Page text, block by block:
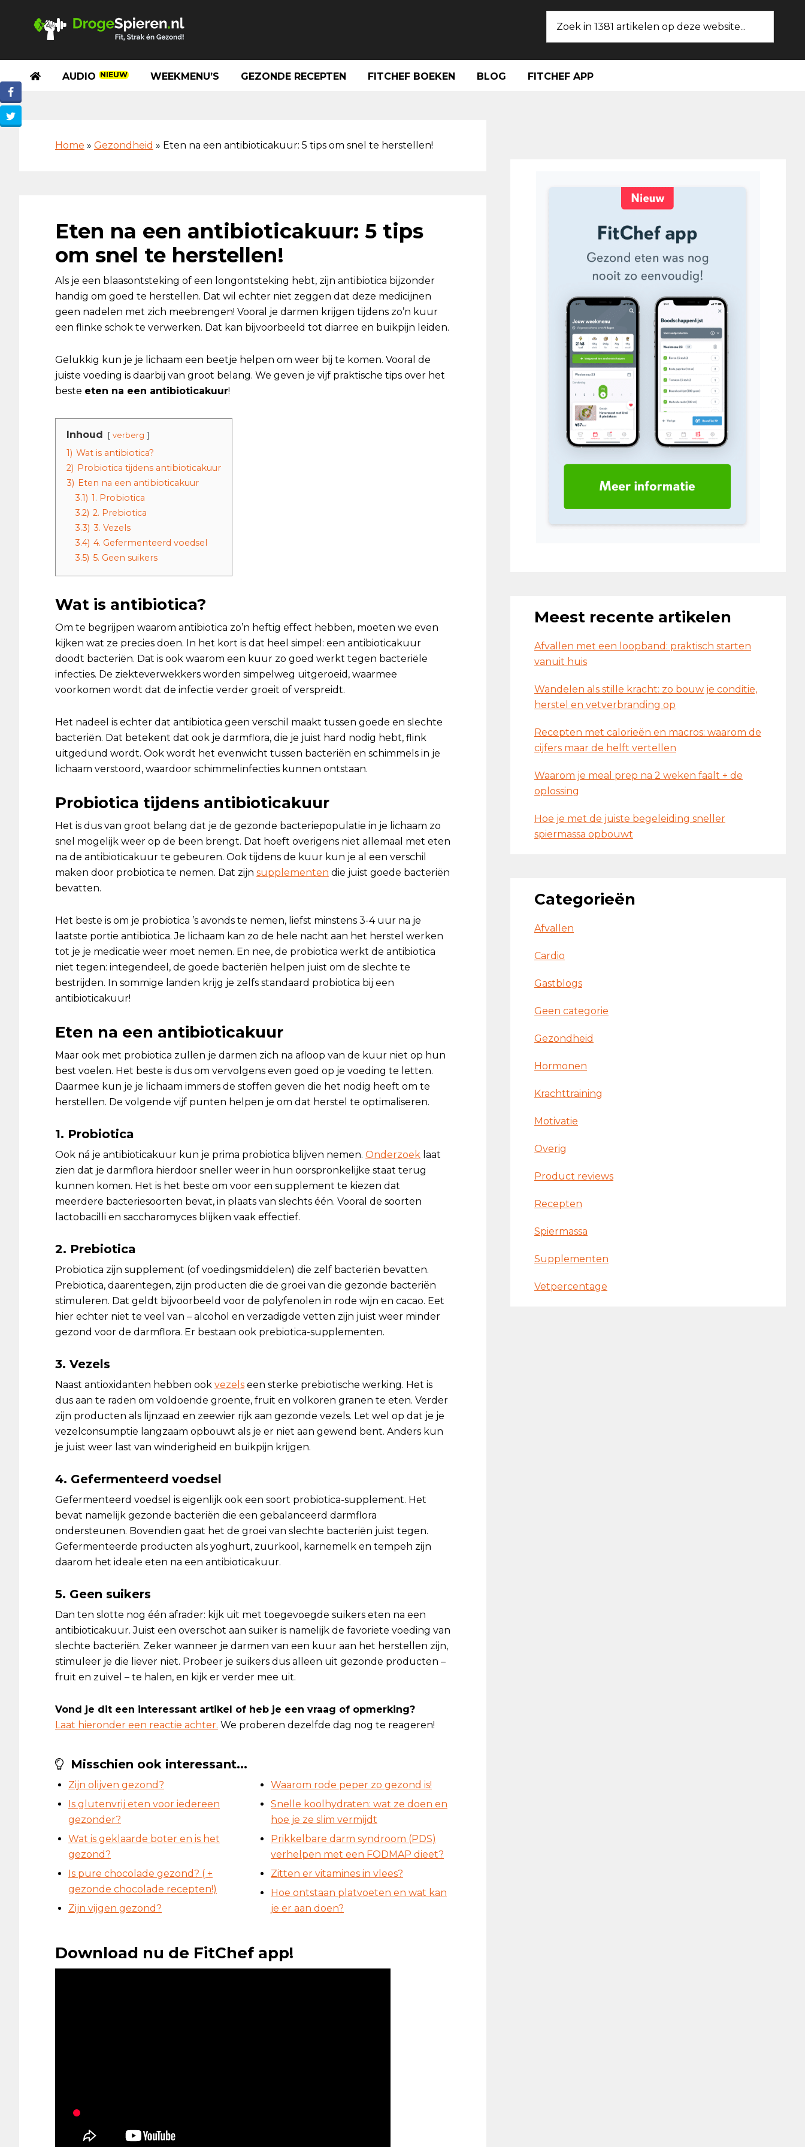
inhoud
sidebar
op
AUDIO NIEUW WEEKMENU’S GEZONDE RECEPTEN FITCHEF BOEKEN BLOG FITCHEF APP
Home » Gezondheid » Eten na een antibioticakuur: 5 tips om snel te herstellen!
Eten na een antibioticakuur: 5 tips
om snel te herstellen!
Als je een blaasontsteking of een longontsteking hebt, zijn antibiotica bijzonder
handig om goed te herstellen. Dat wil echter niet zeggen dat deze medicijnen
geen nadelen met zich meebrengen! Vooral je darmen krijgen tijdens zo’n kuur
een flinke schok te verwerken. Dat kan bijvoorbeeld tot diarree en buikpijn leiden.
Gelukkig kun je je lichaam een beetje helpen om weer bij te komen. Vooral de
juiste voeding is daarbij van groot belang. We geven je vijf praktische tips over het
beste eten na een antibioticakuur!
Inhoud verberg
1) Wat is antibiotica?
2) Probiotica tijdens antibioticakuur
3) Eten na een antibioticakuur
3.1) 1. Probiotica
3.2) 2. Prebiotica
3.3) 3. Vezels
3.4) 4. Gefermenteerd voedsel
3.5) 5. Geen suikers
Wat is antibiotica?
Om te begrijpen waarom antibiotica zo’n heftig effect hebben, moeten we even
kijken wat ze precies doen. In het kort is dat heel simpel: een antibioticakuur
doodt bacteriën. Dat is ook waarom een kuur zo goed werkt tegen bacteriële
infecties. De ziekteverwekkers worden simpelweg uitgeroeid, waarmee
voorkomen wordt dat de infectie verder groeit of verspreidt.
Het nadeel is echter dat antibiotica geen verschil maakt tussen goede en slechte
bacteriën. Dat betekent dat ook je darmflora, die je juist hard nodig hebt, flink
uitgedund wordt. Ook wordt het evenwicht tussen bacteriën en schimmels in je
lichaam verstoord, waardoor schimmelinfecties kunnen ontstaan.
Probiotica tijdens antibioticakuur
Het is dus van groot belang dat je de gezonde bacteriepopulatie in je lichaam zo
snel mogelijk weer op de been brengt. Dat hoeft overigens niet allemaal met eten
na de antibioticakuur te gebeuren. Ook tijdens de kuur kun je al een verschil
maken door probiotica te nemen. Dat zijn supplementen die juist goede bacteriën
bevatten.
Het beste is om je probiotica ’s avonds te nemen, liefst minstens 3-4 uur na je
laatste portie antibiotica. Je lichaam kan zo de hele nacht aan het herstel werken
tot je je medicatie weer moet nemen. En nee, de probiotica werkt de antibiotica
niet tegen: integendeel, de goede bacteriën helpen juist om de slechte te
bestrijden. In sommige landen krijg je zelfs standaard probiotica bij een
antibioticakuur!
Eten na een antibioticakuur
Maar ook met probiotica zullen je darmen zich na afloop van de kuur niet op hun
best voelen. Het beste is dus om vervolgens even goed op je voeding te letten.
Daarmee kun je je lichaam immers de stoffen geven die het nodig heeft om te
herstellen. De volgende vijf punten helpen je om dat herstel te optimaliseren.
1. Probiotica
Ook ná je antibioticakuur kun je prima probiotica blijven nemen. Onderzoek laat
zien dat je darmflora hierdoor sneller weer in hun oorspronkelijke staat terug
kunnen komen. Het is het beste om voor een supplement te kiezen dat
meerdere bacteriesoorten bevat, in plaats van slechts één. Vooral de soorten
lactobacilli en saccharomyces blijken vaak effectief.
2. Prebiotica
Probiotica zijn supplement (of voedingsmiddelen) die zelf bacteriën bevatten.
Prebiotica, daarentegen, zijn producten die de groei van die gezonde bacteriën
stimuleren. Dat geldt bijvoorbeeld voor de polyfenolen in rode wijn en cacao. Eet
hier echter niet te veel van – alcohol en verzadigde vetten zijn juist weer minder
gezond voor de darmflora. Er bestaan ook prebiotica-supplementen.
3. Vezels
Naast antioxidanten hebben ook vezels een sterke prebiotische werking. Het is
dus aan te raden om voldoende groente, fruit en volkoren granen te eten. Verder
zijn producten als lijnzaad en zeewier rijk aan gezonde vezels. Let wel op dat je je
vezelconsumptie langzaam opbouwt als je er niet aan gewend bent. Anders kun
je juist weer last van winderigheid en buikpijn krijgen.
4. Gefermenteerd voedsel
Gefermenteerd voedsel is eigenlijk ook een soort probiotica-supplement. Het
bevat namelijk gezonde bacteriën die een gebalanceerd darmflora
ondersteunen. Bovendien gaat het de groei van slechte bacteriën juist tegen.
Gefermenteerde producten als yoghurt, zuurkool, karnemelk en tempeh zijn
daarom het ideale eten na een antibioticakuur.
5. Geen suikers
Dan ten slotte nog één afrader: kijk uit met toegevoegde suikers eten na een
antibioticakuur. Juist een overschot aan suiker is namelijk de favoriete voeding van
slechte bacteriën. Zeker wanneer je darmen van een kuur aan het herstellen zijn,
stimuleer je die liever niet. Probeer je suikers dus alleen uit gezonde producten –
fruit en zuivel – te halen, en kijk er verder mee uit.
Vond je dit een interessant artikel of heb je een vraag of opmerking?
Laat hieronder een reactie achter. We proberen dezelfde dag nog te reageren!
Misschien ook interessant...
Zijn olijven gezond?
Is glutenvrij eten voor iedereen
gezonder?
Wat is geklaarde boter en is het
gezond?
Is pure chocolade gezond? ( +
gezonde chocolade recepten!)
Zijn vijgen gezond?
Waarom rode peper zo gezond is!
Snelle koolhydraten: wat ze doen en
hoe je ze slim vermijdt
Prikkelbare darm syndroom (PDS)
verhelpen met een FODMAP dieet?
Zitten er vitamines in vlees?
Hoe ontstaan platvoeten en wat kan
je er aan doen?
Download nu de FitChef app!
Meest recente artikelen
Afvallen met een loopband: praktisch starten
vanuit huis
Wandelen als stille kracht: zo bouw je conditie,
herstel en vetverbranding op
Recepten met calorieën en macros: waarom de
cijfers maar de helft vertellen
Waarom je meal prep na 2 weken faalt + de
oplossing
Hoe je met de juiste begeleiding sneller
spiermassa opbouwt
Categorieën
Afvallen
Cardio
Gastblogs
Geen categorie
Gezondheid
Hormonen
Krachttraining
Motivatie
Overig
Product reviews
Recepten
Spiermassa
Supplementen
Vetpercentage